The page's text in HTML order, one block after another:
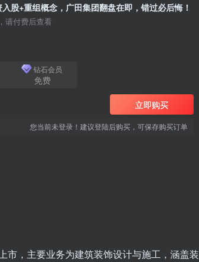
入股+重组概念，广田集团翻盘在即，错过必后悔！
请付费后查看
钻石会员
免费
立即购买
您当前未登录！建议登陆后购买，可保存购买订单
市，主要业务为建筑装饰设计与施工，涵盖装